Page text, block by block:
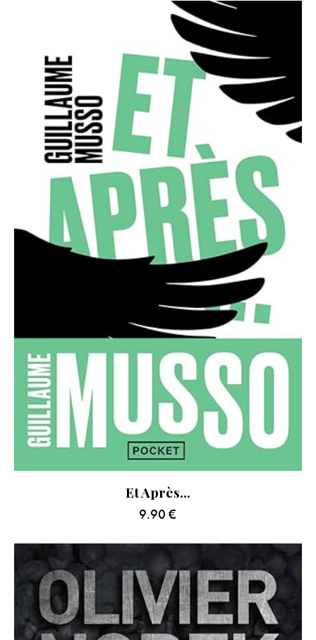
Et Après…
9.90 €